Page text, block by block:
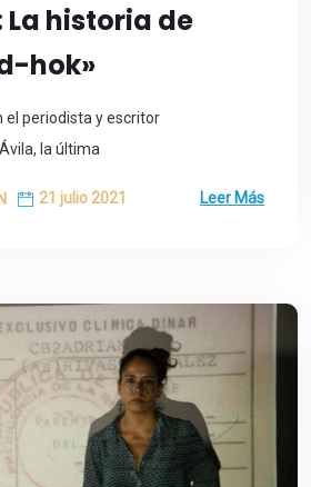
historia de
hok»
el periodista y escritor
la última
21 julio 2021 Leer Más